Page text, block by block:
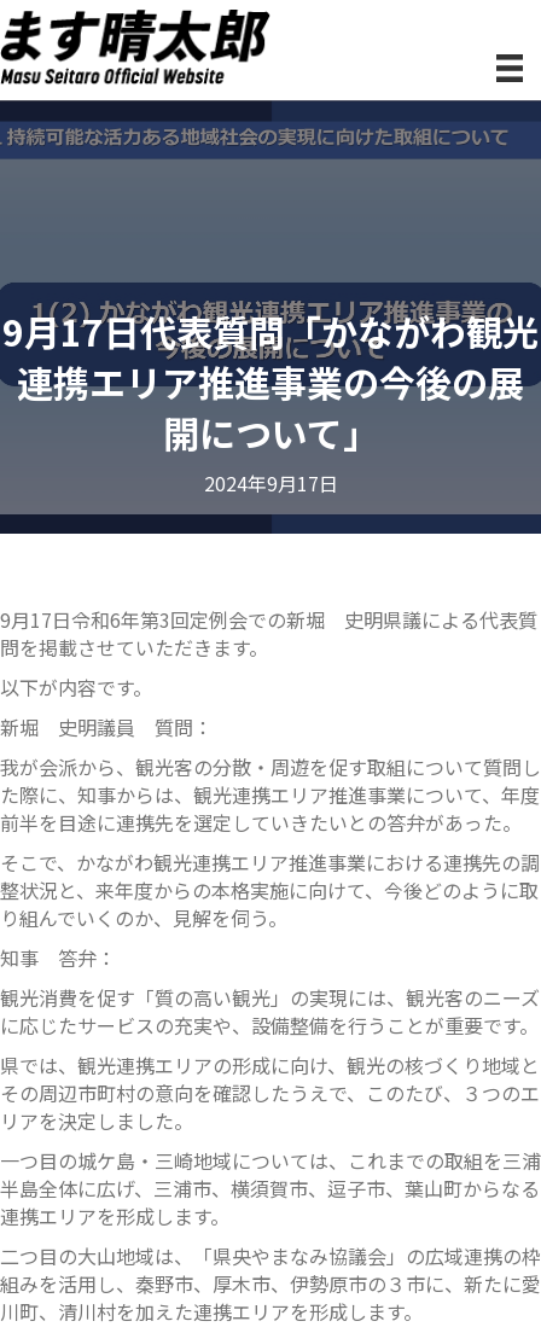
9月17日代表質問「かながわ観光
連携エリア推進事業の今後の展
開について」
2024年9月17日
9月17日令和6年第3回定例会での新堀 史明県議による代表質
問を掲載させていただきます。
以下が内容です。
新堀 史明議員 質問：
我が会派から、観光客の分散・周遊を促す取組について質問し
た際に、知事からは、観光連携エリア推進事業について、年度
前半を目途に連携先を選定していきたいとの答弁があった。
そこで、かながわ観光連携エリア推進事業における連携先の調
整状況と、来年度からの本格実施に向けて、今後どのように取
り組んでいくのか、見解を伺う。
知事 答弁：
観光消費を促す「質の高い観光」の実現には、観光客のニーズ
に応じたサービスの充実や、設備整備を行うことが重要です。
県では、観光連携エリアの形成に向け、観光の核づくり地域と
その周辺市町村の意向を確認したうえで、このたび、３つのエ
リアを決定しました。
一つ目の城ケ島・三崎地域については、これまでの取組を三浦
半島全体に広げ、三浦市、横須賀市、逗子市、葉山町からなる
連携エリアを形成します。
二つ目の大山地域は、「県央やまなみ協議会」の広域連携の枠
組みを活用し、秦野市、厚木市、伊勢原市の３市に、新たに愛
川町、清川村を加えた連携エリアを形成します。